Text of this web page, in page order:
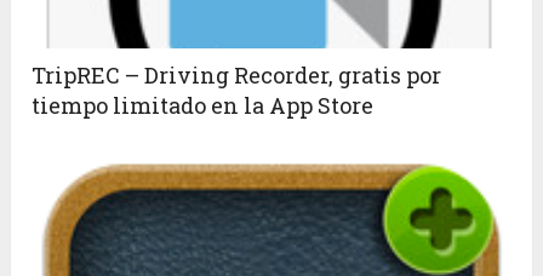
TripREC – Driving Recorder, gratis por
tiempo limitado en la App Store